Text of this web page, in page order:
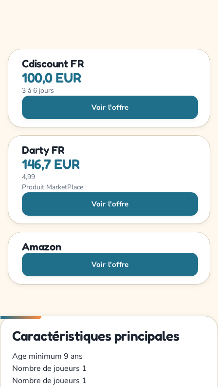
Cdiscount FR
100,0 EUR
3 à 6 jours
Voir l'offre
Darty FR
146,7 EUR
4,99
Produit MarketPlace
Voir l'offre
Amazon
Voir l'offre
Caractéristiques principales
Age minimum 9 ans
Nombre de joueurs 1
Nombre de joueurs 1